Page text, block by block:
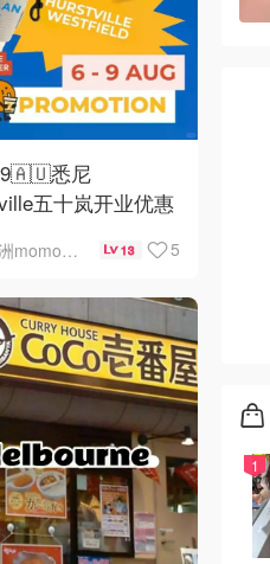
9🇦🇺悉尼
五十岚开业优惠
澳洲momo爱吃 13 5